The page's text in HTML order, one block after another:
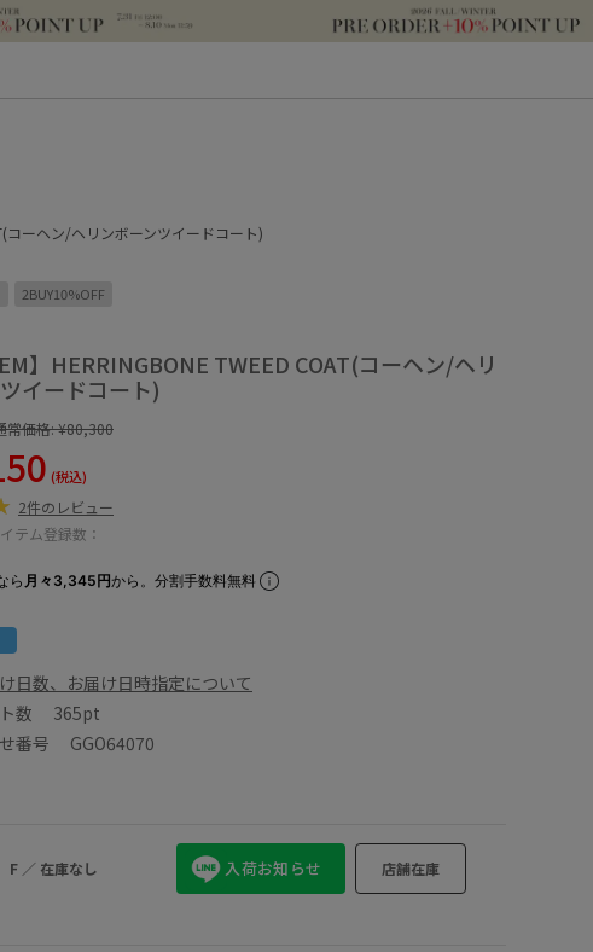
コーヘン/ヘリンボーンツイードコート)
2BUY10%OFF
】HERRINGBONE TWEED COAT(コーヘン/ヘリ
イードコート)
常価格:¥80,300
(税込)
2件のレビュー
テム登録数：
ら 月々3,345円から。分割手数料無料
日数、お届け日時指定について
ト数 365pt
番号 GGO64070
F ／ 在庫なし 入荷お知らせ 店舗在庫